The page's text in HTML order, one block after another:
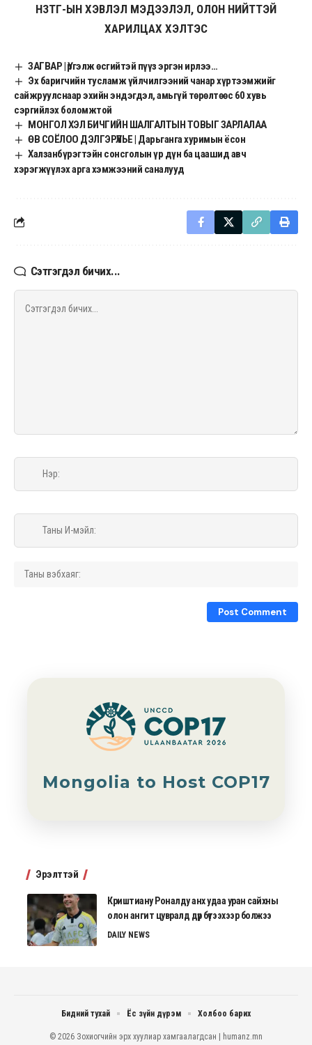
НЗТГ-ЫН ХЭВЛЭЛ МЭДЭЭЛЭЛ, ОЛОН НИЙТТЭЙ
ХАРИЛЦАХ ХЭЛТЭС
ЗАГВАР | Үргэлж өсгийтэй пүүз эргэн ирлээ…
Эх баригчийн тусламж үйлчилгээний чанар хүртээмжийг
сайжруулснаар эхийн эндэгдэл, амьгүй төрөлтөөс 60 хувь
сэргийлэх боломжтой
МОНГОЛ ХЭЛ БИЧГИЙН ШАЛГАЛТЫН ТОВЫГ ЗАРЛАЛАА
ӨВ СОЁЛОО ДЭЛГЭРҮҮЛЬЕ | Дарьганга хуримын ёсон
Халзанбүрэгтэйн сонсголын үр дүн ба цаашид авч
хэрэгжүүлэх арга хэмжээний саналууд
Сэтгэгдэл бичих...
Mongolia to Host COP17
Эрэлттэй
Криштиану Роналду анх удаа уран сайхны
олон ангит цувралд дүр бүтээхээр болжээ
DAILY NEWS
© 2026 Зохиогчийн эрх хуулиар хамгаалагдсан | humanz.mn
Бидний тухай Ёс зүйн дүрэм Холбоо барих